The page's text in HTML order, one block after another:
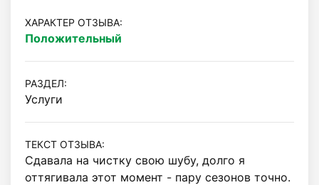
ХАРАКТЕР ОТЗЫВА:
Положительный
РАЗДЕЛ:
Услуги
ТЕКСТ ОТЗЫВА:
Сдавала на чистку свою шубу, долго я
оттягивала этот момент - пару сезонов точно.